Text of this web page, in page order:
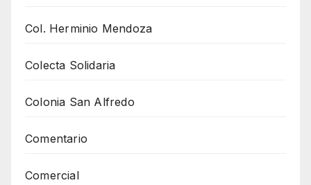
Col. Herminio Mendoza
Colecta Solidaria
Colonia San Alfredo
Comentario
Comercial